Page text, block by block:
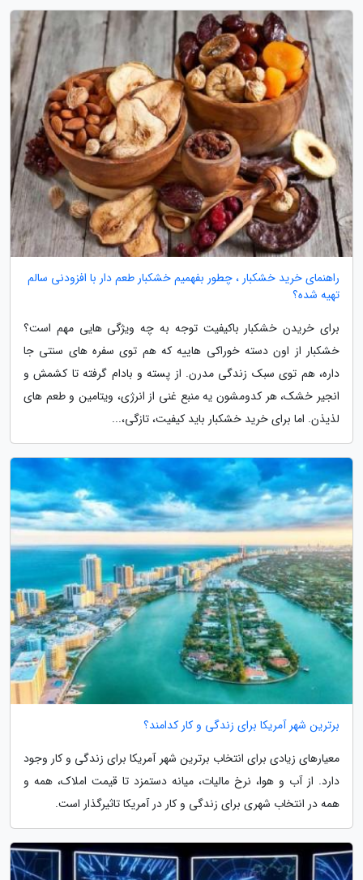
راهنمای خرید خشکبار ، چطور بفهمیم خشکبار طعم دار با افزودنی سالم
تهیه شده؟
برای خریدن خشکبار باکیفیت توجه به چه ویژگی هایی مهم است؟
خشکبار از اون دسته خوراکی هاییه که هم توی سفره های سنتی جا
داره، هم توی سبک زندگی مدرن. از پسته و بادام گرفته تا کشمش و
انجیر خشک، هر کدومشون یه منبع غنی از انرژی، ویتامین و طعم های
لذیذن. اما برای خرید خشکبار باید کیفیت، تازگی،...
برترین شهر آمریکا برای زندگی و کار کدامند؟
معیارهای زیادی برای انتخاب برترین شهر آمریکا برای زندگی و کار وجود
دارد. از آب و هوا، نرخ مالیات، میانه دستمزد تا قیمت املاک، همه و
همه در انتخاب شهری برای زندگی و کار در آمریکا تاثیرگذار است.